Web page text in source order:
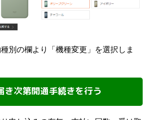
別の欄より「機種変更」を選択しま
き次第開通手続きを行う